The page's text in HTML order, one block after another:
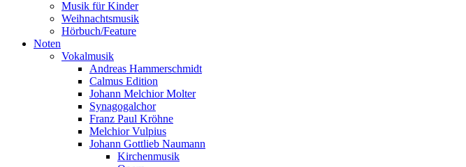
Musik für Kinder
Weihnachtsmusik
Hörbuch/Feature
Noten
Vokalmusik
Andreas Hammerschmidt
Calmus Edition
Johann Melchior Molter
Synagogalchor
Franz Paul Kröhne
Melchior Vulpius
Johann Gottlieb Naumann
Kirchenmusik